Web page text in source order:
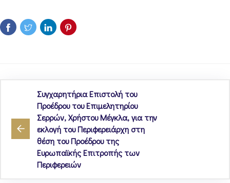
Συγχαρητήρια Επιστολή του
Προέδρου του Επιμελητηρίου
Σερρών, Χρήστου Μέγκλα, για την
εκλογή του Περιφερειάρχη στη
θέση του Προέδρου της
Ευρωπαϊκής Επιτροπής των
Περιφερειών